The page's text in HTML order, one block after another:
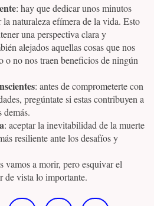
: hay que dedicar unos minutos
la naturaleza efímera de la vida. Esto
una perspectiva clara y
alejados aquellas cosas que nos
o no nos traen beneficios de ningún
: antes de comprometerte con
pregúntate si estas contribuyen a
demás.
: aceptar la inevitabilidad de la muerte
resiliente ante los desafíos y
vamos a morir, pero esquivar el
de vista lo importante.